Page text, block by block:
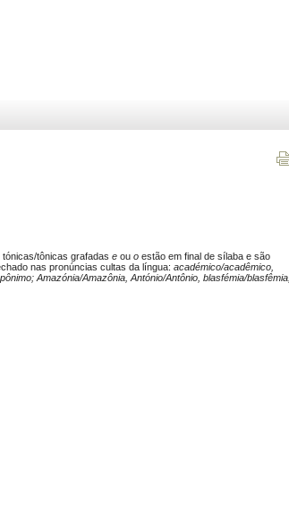
tônicas grafadas e ou o estão em final de sílaba e são
nas pronúncias cultas da língua: académico/acadêmico,
Amazónia/Amazônia, António/Antônio, blasfémia/blasfêmia,